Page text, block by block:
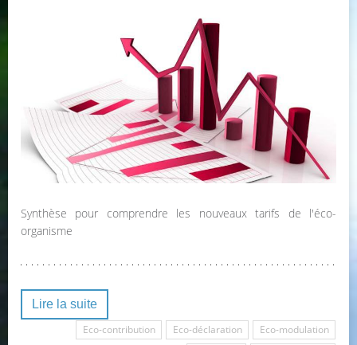
Synthèse pour comprendre les nouveaux tarifs de l'éco-
organisme
Lire la suite
Eco-contribution
Eco-déclaration
Eco-modulation